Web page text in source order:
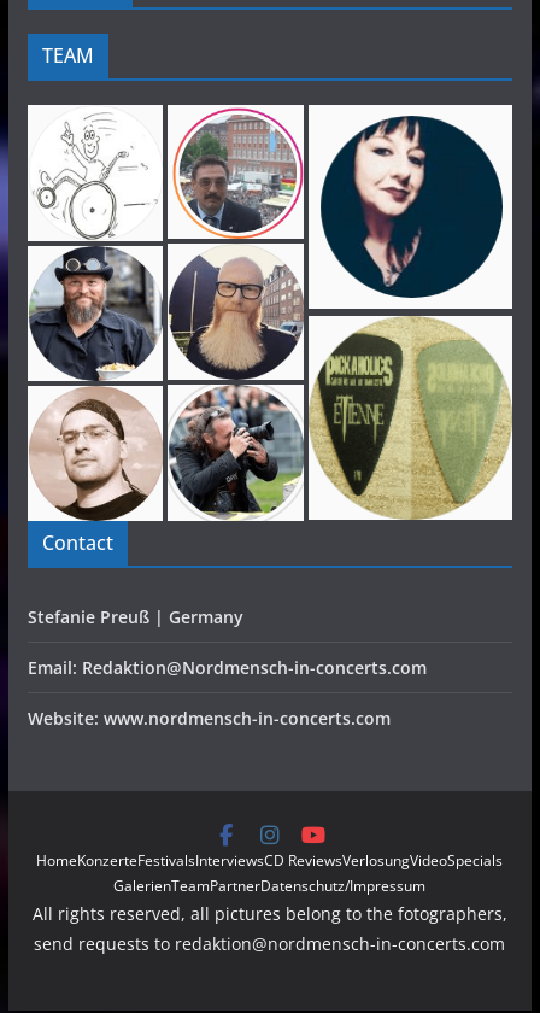
TEAM
Contact
Stefanie Preuß | Germany
Email: Redaktion@Nordmensch-in-concerts.com
Website: www.nordmensch-in-concerts.com
HomeKonzerteFestivalsInterviewsCD ReviewsVerlosungVideoSpecials
GalerienTeamPartnerDatenschutz/Impressum
All rights reserved, all pictures belong to the fotographers,
send requests to redaktion@nordmensch-in-concerts.com